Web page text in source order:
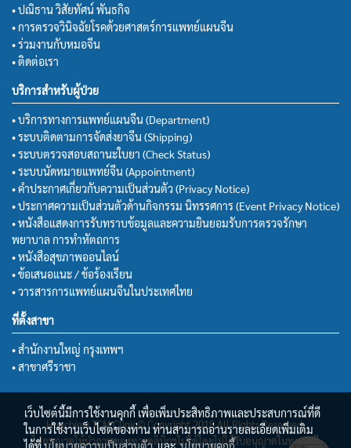
• ปณิธาน วิสัยทัศน์ พันธกิจ
• การตรวจวินิจฉัยโรคด้วยศาสตร์การแพทย์แผนจีน
• ร่วมงานกับหมอจีน
• ติดต่อเรา
บริการสำหรับผู้ป่วย
• บริการทางการแพทย์แผนจีน (Department)
• ระบบติดตามการจัดส่งยาจีน (Shipping)
• ระบบตรวจสอบสถานะใบยา (Check Status)
• ระบบนัดหมายแพทย์จีน (Appointment)
• คำประกาศเกี่ยวกับความเป็นส่วนตัว (Privacy Notice)
• ประกาศความเป็นส่วนตัวด้านกิจกรรม นิทรรศการ (Event Privacy Notice)
• หนังสือแสดงการรับทราบข้อมูลและความยินยอมรับการตรวจรักษา
พยาบาล การทำหัตถการ
• หนังสือสุขภาพออนไลน์
• ข้อเสนอแนะ / ข้อร้องเรียน
• วารสารการแพทย์แผนจีนในประเทศไทย
ที่ตั้งสาขา
• สำนักงานใหญ่ กรุงเทพฯ
• สาขาศรีราชา
Huachiew TCM Clinic© Copyright 2018 All Rights Reserved.
ไม่อนุญาตให้นำภาพของทางคลินิกฯไปใช้โดยไม่ได้รับอนุญาตในทุกกรณี
เว็บไซต์นี้มีการใช้งานคุกกี้ เพื่อเพิ่มประสิทธิภาพและประสบการณ์ที่ดี
ในการใช้งานเว็บไซต์ของท่าน ท่านสามารถอ่านรายละเอียดเพิ่มเติม